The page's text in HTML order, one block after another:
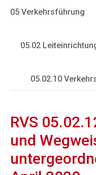
05 Verkehrsführung
05.02
05.02.10
RVS
und